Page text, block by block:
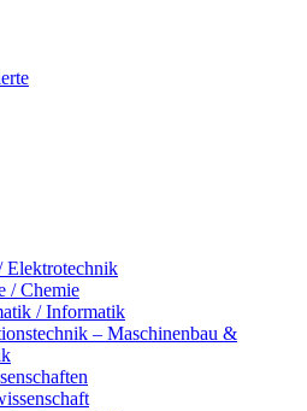
Elektrotechnik
/ Chemie
/ Informatik
– Maschinenbau &